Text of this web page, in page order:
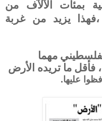
بمئات الآلآف من
يزيد من غربة
مهما
فأقل ما تريده الأرض
عليها.